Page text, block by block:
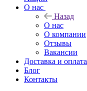
О нас
Назад
О нас
О компании
Отзывы
Вакансии
Доставка и оплата
Блог
Контакты